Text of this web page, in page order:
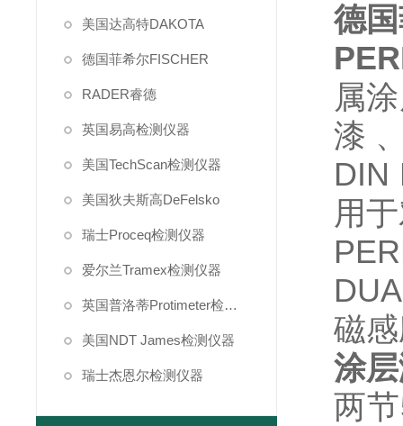
美国达高特DAKOTA
德国菲希尔FISCHER
RADER睿德
英国易高检测仪器
美国TechScan检测仪器
美国狄夫斯高DeFelsko
瑞士Proceq检测仪器
爱尔兰Tramex检测仪器
英国普洛蒂Protimeter检测仪器
美国NDT James检测仪器
瑞士杰恩尔检测仪器
德国
属
漆
DIN
用
磁
涂
两